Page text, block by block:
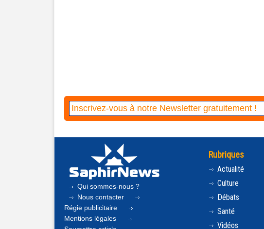
Qui sommes-nous ?
Nous contacter
Régie publicitaire
Mentions légales
Rubriques
Actualité
Culture
Débats
Santé
Vidéos